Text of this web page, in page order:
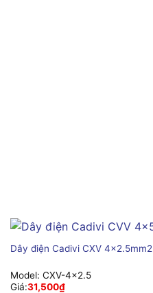
Dây điện Cadivi CXV 4×2.5mm2
Model: CXV-4x2.5
Giá:31,500₫